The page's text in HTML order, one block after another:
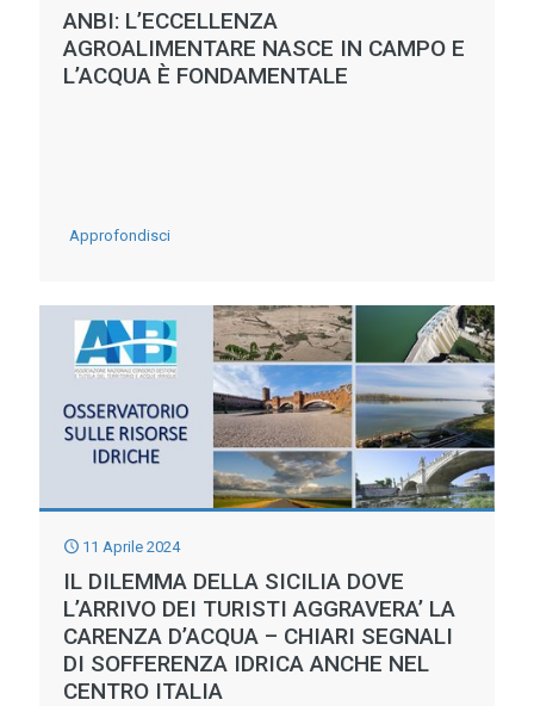
ACQUA
ANBI: L’ECCELLENZA
AGROALIMENTARE NASCE IN CAMPO E
L’ACQUA È FONDAMENTALE
Approfondisci-
L’ECCELLENZA
AGROALIMENTARE
NASCE
IN
CAMPO
È
FONDAMENTALE
11 Aprile 2024
IL DILEMMA DELLA SICILIA DOVE
L’ARRIVO DEI TURISTI AGGRAVERA’ LA
CARENZA D’ACQUA – CHIARI SEGNALI
DI SOFFERENZA IDRICA ANCHE NEL
CENTRO ITALIA